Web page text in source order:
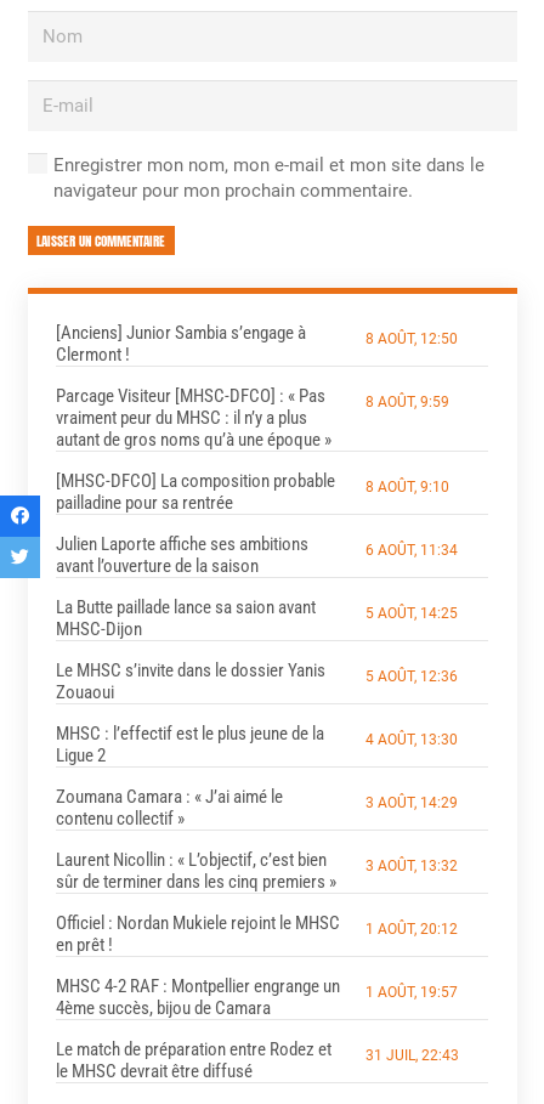
Enregistrer mon nom, mon e-mail et mon site dans le
navigateur pour mon prochain commentaire.
LAISSER UN COMMENTAIRE
[Anciens] Junior Sambia s’engage à
Clermont !
8 AOÛT, 12:50
Parcage Visiteur [MHSC-DFCO] : « Pas
vraiment peur du MHSC : il n’y a plus
autant de gros noms qu’à une époque »
8 AOÛT, 9:59
[MHSC-DFCO] La composition probable
pailladine pour sa rentrée
8 AOÛT, 9:10
Julien Laporte affiche ses ambitions
avant l’ouverture de la saison
6 AOÛT, 11:34
La Butte paillade lance sa saion avant
MHSC-Dijon
5 AOÛT, 14:25
Le MHSC s’invite dans le dossier Yanis
Zouaoui
5 AOÛT, 12:36
MHSC : l’effectif est le plus jeune de la
Ligue 2
4 AOÛT, 13:30
Zoumana Camara : « J’ai aimé le
contenu collectif »
3 AOÛT, 14:29
Laurent Nicollin : « L’objectif, c’est bien
sûr de terminer dans les cinq premiers »
3 AOÛT, 13:32
Officiel : Nordan Mukiele rejoint le MHSC
en prêt !
1 AOÛT, 20:12
MHSC 4-2 RAF : Montpellier engrange un
4ème succès, bijou de Camara
1 AOÛT, 19:57
Le match de préparation entre Rodez et
le MHSC devrait être diffusé
31 JUIL, 22:43